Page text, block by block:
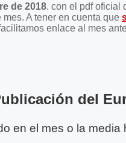
de 2018. con el pdf oficial
A tener en cuenta que
enlace al mes
del
en el mes o la